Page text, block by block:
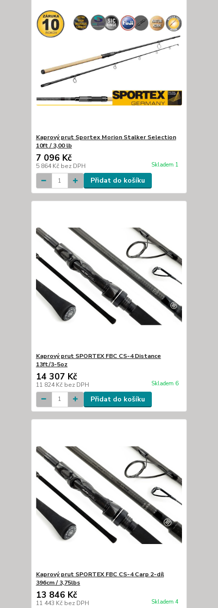
Kaprový prut Sportex Morion Stalker Selection
10ft / 3,00 lb
7 096 Kč
5 864 Kč bez DPH Skladem 1
Přidat do košíku
Kaprový prut SPORTEX FBC CS-4 Distance
13ft/3-5oz
14 307 Kč
11 824 Kč bez DPH Skladem 6
Přidat do košíku
Kaprový prut SPORTEX FBC CS-4 Carp 2-díl
396cm / 3,75lbs
13 846 Kč
11 443 Kč bez DPH Skladem 4